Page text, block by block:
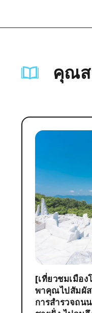
คุณส
[เที่ยวชมเมือ
พาคุณไปสัมผัส
การสำรวจถน